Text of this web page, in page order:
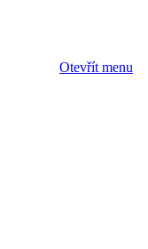
Otevřít menu